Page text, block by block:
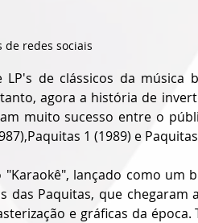
de redes sociais
de clássicos da música
agora a história de
muito sucesso entre o
1 (1989) e
lançado como um
das Paquitas, que chegaram